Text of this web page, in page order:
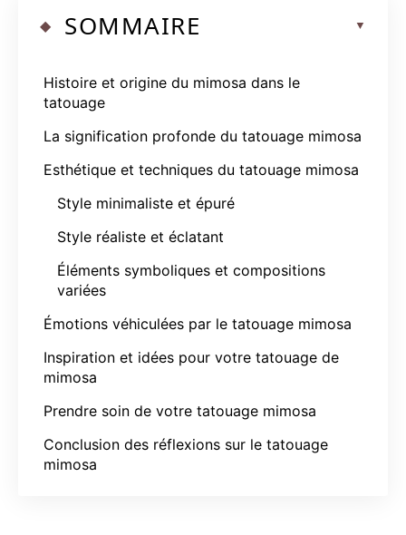
SOMMAIRE
Histoire et origine du mimosa dans le
tatouage
La signification profonde du tatouage mimosa
Esthétique et techniques du tatouage mimosa
Style minimaliste et épuré
Style réaliste et éclatant
Éléments symboliques et compositions
variées
Émotions véhiculées par le tatouage mimosa
Inspiration et idées pour votre tatouage de
mimosa
Prendre soin de votre tatouage mimosa
Conclusion des réflexions sur le tatouage
mimosa